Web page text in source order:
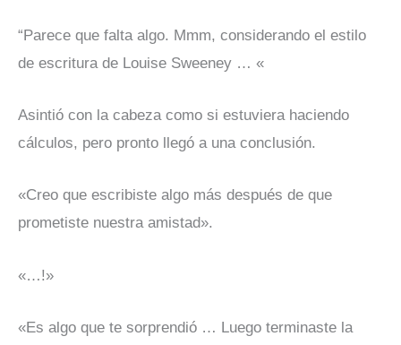
“Parece que falta algo. Mmm, considerando el estilo
de escritura de Louise Sweeney … «
Asintió con la cabeza como si estuviera haciendo
cálculos, pero pronto llegó a una conclusión.
«Creo que escribiste algo más después de que
prometiste nuestra amistad».
«…!»
«Es algo que te sorprendió … Luego terminaste la